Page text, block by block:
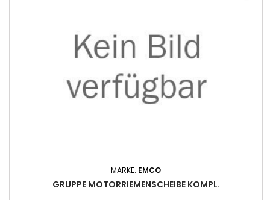
MARKE: EMCO
GRUPPE MOTORRIEMENSCHEIBE KOMPL.